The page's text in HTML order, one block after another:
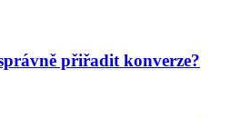
přiřadit konverze?